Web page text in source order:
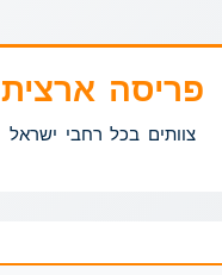
פריסה ארצית
צוותים בכל רחבי ישראל